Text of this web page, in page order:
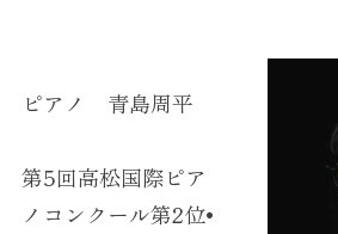
ピアノ 青島周平
第5回高松国際ピア
ノコンクール第2位•